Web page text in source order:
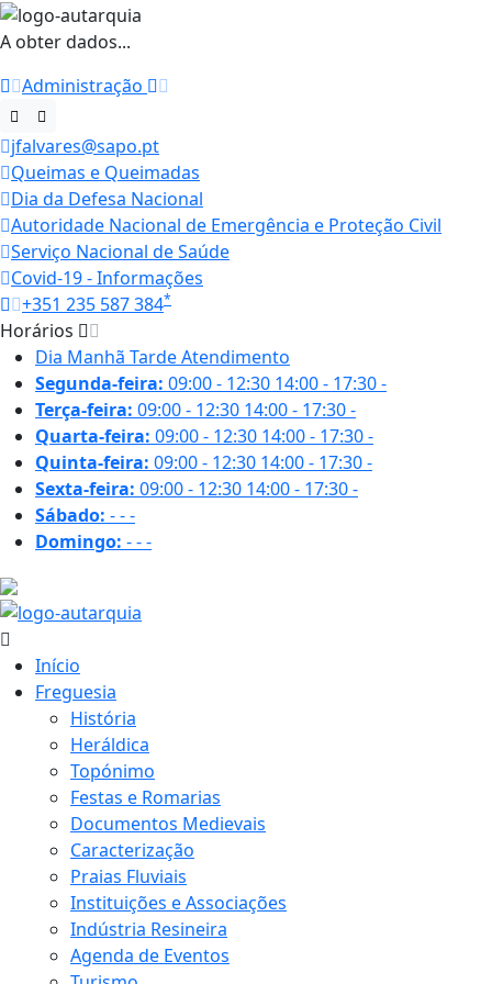
A obter dados...
Administração
jfalvares@sapo.pt
Queimas e Queimadas
Dia da Defesa Nacional
Autoridade Nacional de Emergência e Proteção Civil
Serviço Nacional de Saúde
Covid-19 - Informações
+351 235 587 384*
Horários
Dia Manhã TardeAtendimento
Segunda-feira: 09:00 - 12:30 14:00 - 17:30-
Terça-feira: 09:00 - 12:30 14:00 - 17:30-
Quarta-feira: 09:00 - 12:30 14:00 - 17:30-
Quinta-feira: 09:00 - 12:30 14:00 - 17:30-
Sexta-feira: 09:00 - 12:30 14:00 - 17:30-
Sábado: ---
Domingo: ---
Início
Freguesia
História
Heráldica
Topónimo
Festas e Romarias
Documentos Medievais
Caracterização
Praias Fluviais
Instituições e Associações
Indústria Resineira
Agenda de Eventos